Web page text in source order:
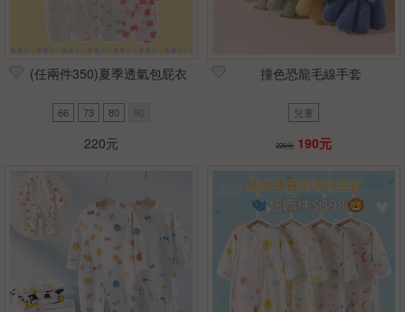
(任兩件350)夏季透氣包屁衣
66 73 80
220元
撞色恐龍毛線手套
兒童
220元 190元